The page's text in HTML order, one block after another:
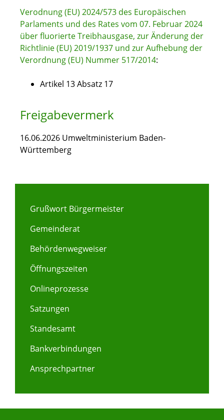
Verodnung (EU) 2024/573 des Europäischen
Parlaments und des Rates vom 07. Februar 2024
über fluorierte Treibhausgase, zur Änderung der
Richtlinie (EU) 2019/1937 und zur Aufhebung der
Verordnung (EU) Nummer 517/2014:
Artikel 13 Absatz 17
Freigabevermerk
16.06.2026 Umweltministerium Baden-
Württemberg
Grußwort Bürgermeister
Gemeinderat
Behördenwegweiser
Öffnungszeiten
Onlineprozesse
Satzungen
Standesamt
Bankverbindungen
Ansprechpartner